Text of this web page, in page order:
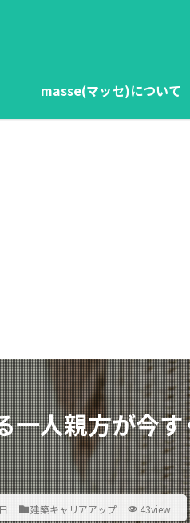
masse(マッセ)について
一人親方が今
建築キャリアアップ 43view